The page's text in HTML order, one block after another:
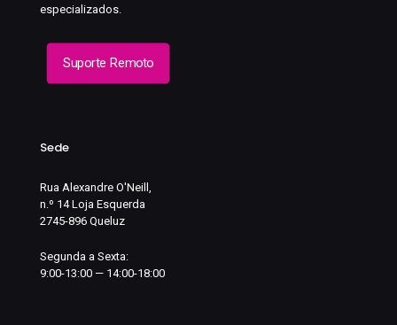
especializados.
Suporte Remoto
Sede
Rua Alexandre O'Neill,
n.º 14 Loja Esquerda
2745-896 Queluz
Segunda a Sexta:
9:00-13:00 — 14:00-18:00